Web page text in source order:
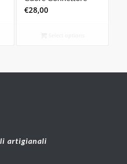
€28,00
artigianali